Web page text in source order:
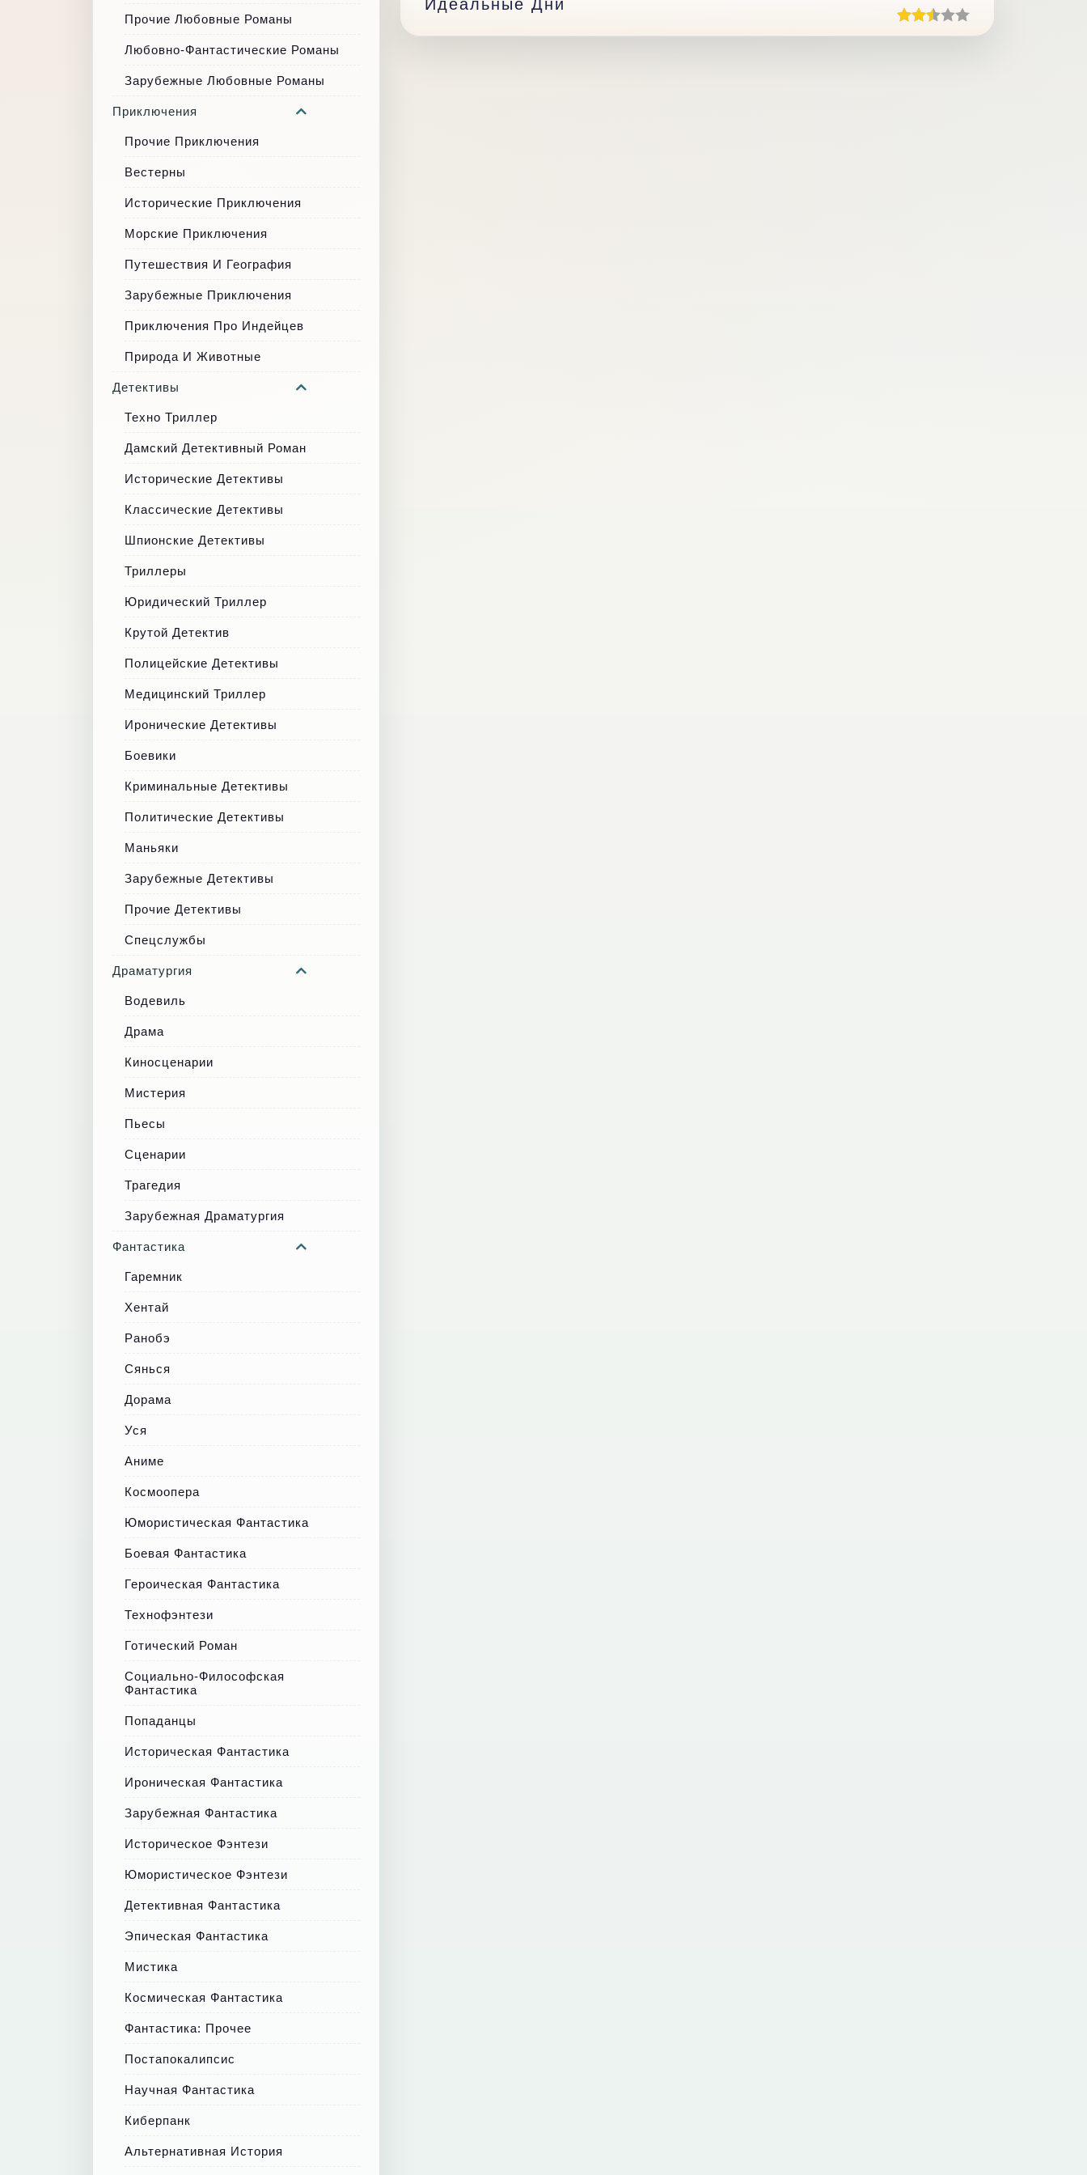
Идеальные Дни
Прочие Любовные Романы
Любовно-Фантастические Романы
Зарубежные Любовные Романы
Приключения
Прочие Приключения
Вестерны
Исторические Приключения
Морские Приключения
Путешествия И География
Зарубежные Приключения
Приключения Про Индейцев
Природа И Животные
Детективы
Техно Триллер
Дамский Детективный Роман
Исторические Детективы
Классические Детективы
Шпионские Детективы
Триллеры
Юридический Триллер
Крутой Детектив
Полицейские Детективы
Медицинский Триллер
Иронические Детективы
Боевики
Криминальные Детективы
Политические Детективы
Маньяки
Зарубежные Детективы
Прочие Детективы
Спецслужбы
Драматургия
Водевиль
Драма
Киносценарии
Мистерия
Пьесы
Сценарии
Трагедия
Зарубежная Драматургия
Фантастика
Гаремник
Хентай
Ранобэ
Сянься
Дорама
Уся
Аниме
Космоопера
Юмористическая Фантастика
Боевая Фантастика
Героическая Фантастика
Технофэнтези
Готический Роман
Социально-Философская
Фантастика
Попаданцы
Историческая Фантастика
Ироническая Фантастика
Зарубежная Фантастика
Историческое Фэнтези
Юмористическое Фэнтези
Детективная Фантастика
Эпическая Фантастика
Мистика
Космическая Фантастика
Фантастика: Прочее
Постапокалипсис
Научная Фантастика
Киберпанк
Альтернативная История